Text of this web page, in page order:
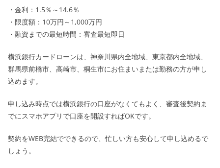
・金利：1.5％～14.6％
・限度額：10万円～1,000万円
・融資までの最短時間：審査最短即日
横浜銀行カードローンは、神奈川県内全地域、東京都内全地域、
群馬県前橋市、高崎市、桐生市にお住まいまたは勤務の方が申し
込めます。
申し込み時点では横浜銀行の口座がなくてもよく、審査後契約ま
でにスマホアプリで口座を開設すればOKです。
契約をWEB完結でできるので、忙しい方も安心して申し込めるで
しょう。